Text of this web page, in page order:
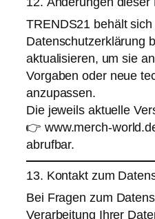
TRENDS21 behält
Datenschutzerklärung
aktualisieren, um sie
Vorgaben oder neue
anzupassen.
Die jeweils aktuelle
👉 www.merch-
abrufbar.
13. Kontakt zum
Bei Fragen zum
Verarbeitung Ihrer